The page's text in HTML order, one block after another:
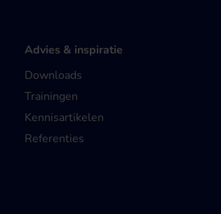
Advies & inspiratie
Downloads
Trainingen
Kennisartikelen
Referenties